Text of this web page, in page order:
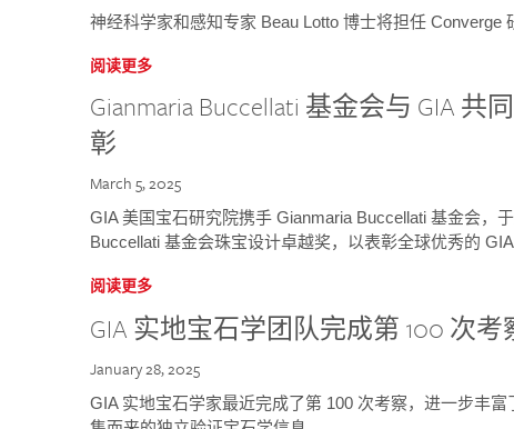
神经科学家和感知专家 Beau Lotto 博士将担任 Converge
阅读更多
Gianmaria Buccellati 基金会与 GIA
彰
March 5, 2025
GIA 美国宝石研究院携手 Gianmaria Buccellati 基金会，
Buccellati 基金会珠宝设计卓越奖，以表彰全球优秀的 GIA
阅读更多
GIA 实地宝石学团队完成第 100 次考
January 28, 2025
GIA 实地宝石学家最近完成了第 100 次考察，进一步丰